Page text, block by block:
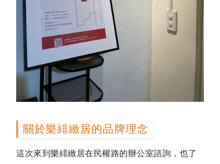
關於樂緋緻居的品牌理念
這次來到樂緋緻居在民權路的辦公室諮詢，也了